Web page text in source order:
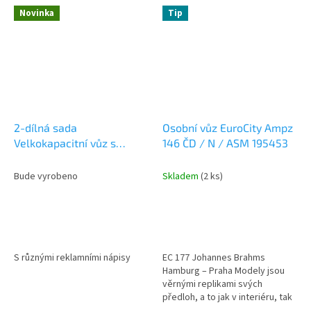
Novinka
2-dílná sada
Velkokapacitní vůz s
/ N / FLEISCHMANN
Bude vyrobeno
S různými reklamními nápisy
Tip
Osobní vůz EuroCity Ampz
146 ČD / N / ASM 195453
Skladem (2 ks)
EC 177 Johannes Brahms
Hamburg – Praha Modely jsou
věrnými replikami svých
předloh, a to jak v interiéru, tak